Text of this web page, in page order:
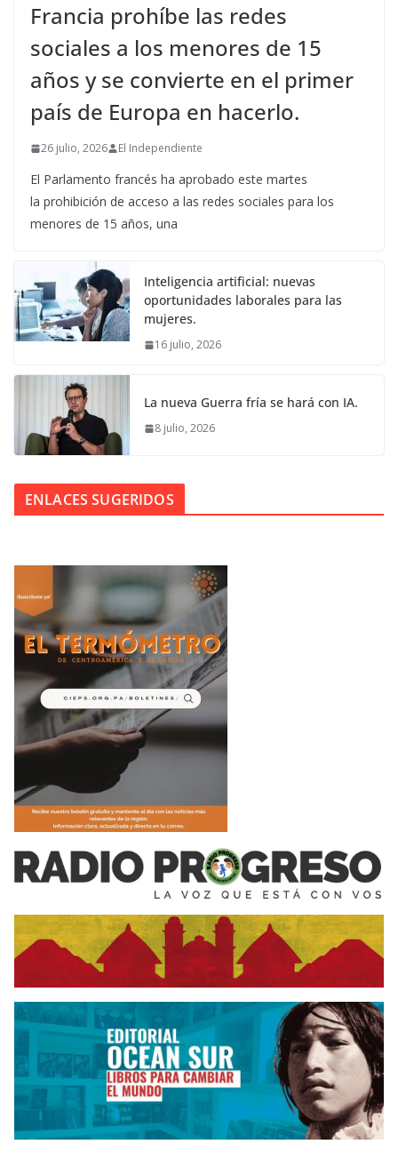
Francia prohíbe las redes
sociales a los menores de 15
años y se convierte en el primer
país de Europa en hacerlo.
26 julio, 2026 El Independiente
El Parlamento francés ha aprobado este martes
la prohibición de acceso a las redes sociales para los
menores de 15 años, una
Inteligencia artificial: nuevas
oportunidades laborales para las
mujeres.
16 julio, 2026
La nueva Guerra fría se hará con IA.
8 julio, 2026
ENLACES SUGERIDOS